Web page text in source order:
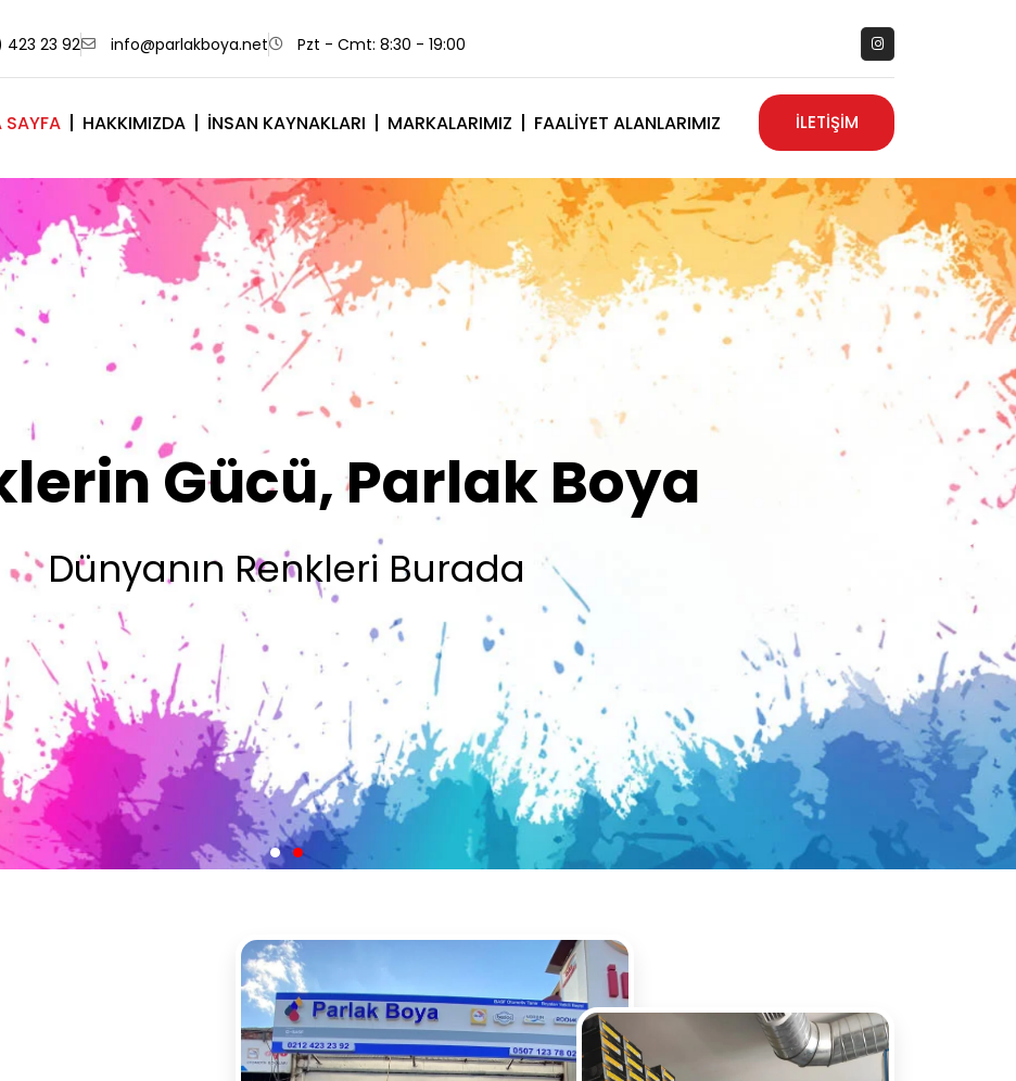
423 23 92 info@parlakboya.net Pzt - Cmt: 8:30 - 19:00
SAYFA HAKKIMIZDA İNSAN KAYNAKLARI MARKALARIMIZ FAALIYET ALANLARIMIZ İLETİŞİM
Sizin İmzanız
Olsun